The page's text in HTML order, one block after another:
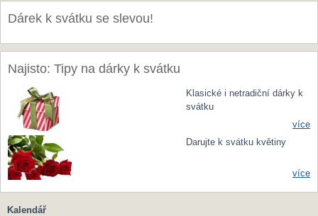
Dárek k svátku se slevou!
Najisto: Tipy na dárky k svátku
Klasické i netradiční dárky k
svátku
více
Darujte k svátku květiny
více
Kalendář